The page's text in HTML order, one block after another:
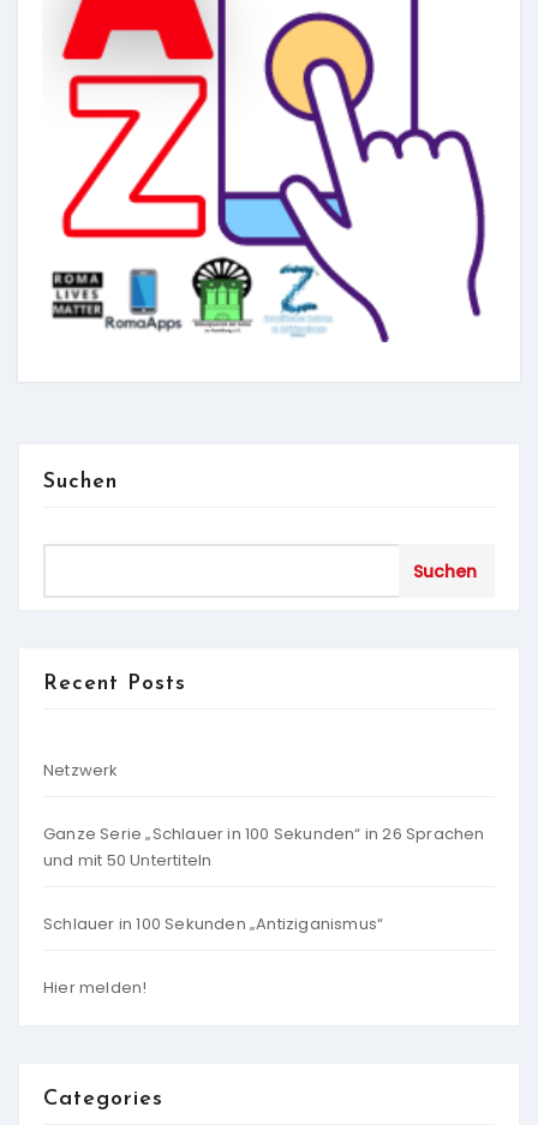
Suchen
Suchen
Recent Posts
Netzwerk
Ganze Serie „Schlauer in 100 Sekunden“ in 26 Sprachen
und mit 50 Untertiteln
Schlauer in 100 Sekunden „Antiziganismus“
Hier melden!
Categories